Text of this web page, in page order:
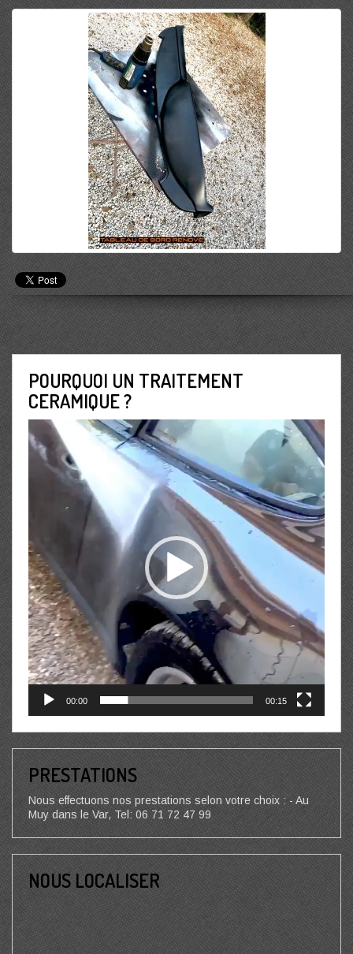
POURQUOI UN TRAITEMENT
CERAMIQUE ?
Lecteur
vidéo
00:00 00:15
PRESTATIONS
Nous effectuons nos prestations selon votre choix : - Au
Muy dans le Var, Tel: 06 71 72 47 99
NOUS LOCALISER